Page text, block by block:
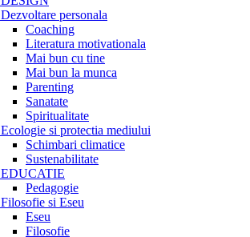
Dezvoltare personala
Coaching
Literatura motivationala
Mai bun cu tine
Mai bun la munca
Parenting
Sanatate
Spiritualitate
Ecologie si protectia mediului
Schimbari climatice
Sustenabilitate
EDUCATIE
Pedagogie
Filosofie si Eseu
Eseu
Filosofie